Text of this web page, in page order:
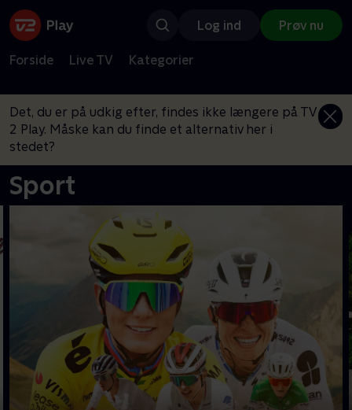
Log ind Prøv nu
Forside Live TV Kategorier
Det, du er på udkig efter, findes ikke længere på TV
2 Play. Måske kan du finde et alternativ her i
stedet?
Sport